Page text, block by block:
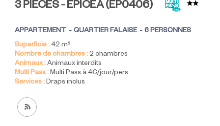
3 PIÈCES - EPICEA(EP0406)
APPARTEMENT QUARTIER FALAISE
6 PERSONNES
Superficie :42 m²
Nombre de chambres :2 chambres
Animaux :Animaux interdits
Multi Pass :Multi Pass à 4€/jour/pers
Services :Draps inclus